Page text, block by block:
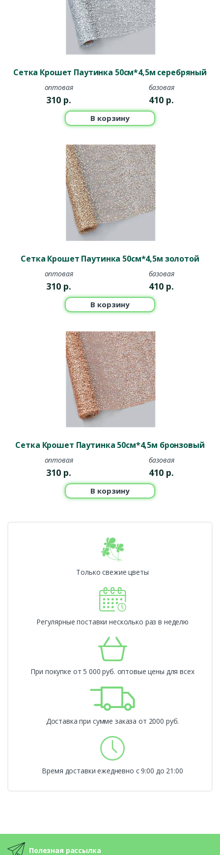
Сетка Крошет Паутинка 50см*4,5м серебряный
оптовая
310 р.
базовая
410 р.
В корзину
Сетка Крошет Паутинка 50см*4,5м золотой
оптовая
310 р.
базовая
410 р.
В корзину
Сетка Крошет Паутинка 50см*4,5м бронзовый
оптовая
310 р.
базовая
410 р.
В корзину
Только свежие цветы
Регулярные поставки несколько раз в неделю
При покупке от 5 000 руб. оптовые цены для всех
Доставка при сумме заказа от 2000 руб.
Время доставки ежедневно с 9:00 до 21:00
Полезная рассылка